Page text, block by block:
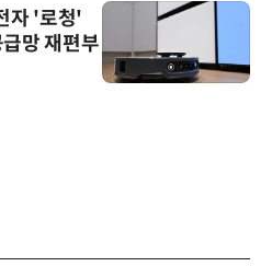
자 '로청'
망 재편부